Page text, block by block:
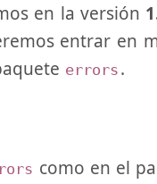
en la versión
entrar en
errors .
como en el